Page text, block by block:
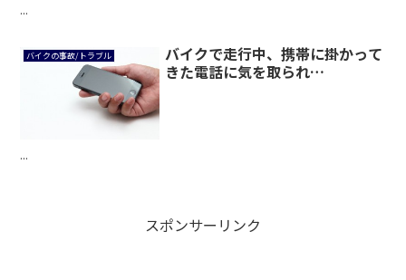
...
バイクの事故/トラブル
バイクで走行中、携帯に掛かって
きた電話に気を取られ…
...
スポンサーリンク